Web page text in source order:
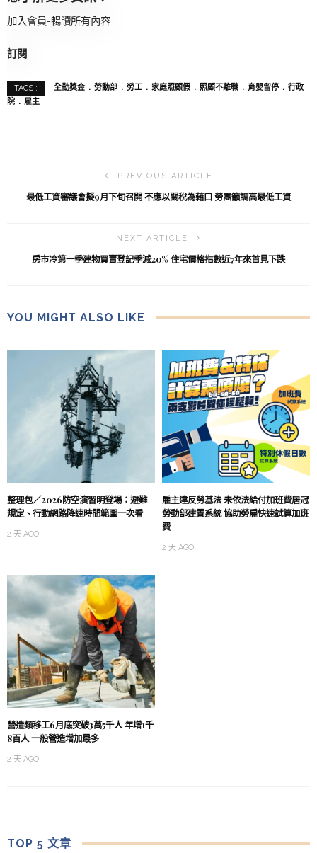
加入會員-暢讀所有內容
訂閱
TAGS : 全勤獎金 勞動部 勞工 家庭照顧假 照顧不離職 育嬰留停
行政
院
雇主
PREVIOUS ARTICLE
最低工資審議會擬9月下旬召開 不應以關稅為藉口 勞團籲調高最低工資
NEXT ARTICLE
房市冷第一季建物買賣登記季減20% 住宅價格指數近7年來首見下跌
YOU MIGHT ALSO LIKE
整理包／2026防空演習明登場：避難
規定、行動網路降速時間範圍一次看
2 天 AGO
雇主違反勞基法 未依法給付加班費居冠
勞動部建置系統 協助勞雇快速試算加班
費
2 天 AGO
營造類移工6月底突破3萬5千人 年增1千
8百人 一般營造增加最多
2 天 AGO
TOP 5 文章